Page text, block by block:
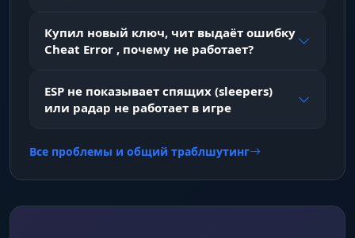
Купил новый ключ, чит выдаёт ошибку
Cheat Error , почему не работает?
ESP не показывает спящих (sleepers)
или радар не работает в игре
Все проблемы и общий траблшутинг